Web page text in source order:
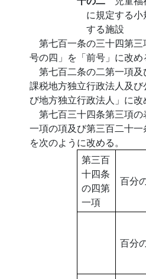
に規定する
する施設
第七百一条の三十四第
号の四」を「前号」に改め
第七百二条の二第一項
課税地方独立行政法人及
び地方独立行政法人」に改
第七百三十四条第三項
一項の項及び第三百二十
を次のように改める。
第三百
十四条
の四第
一項
百分
百分